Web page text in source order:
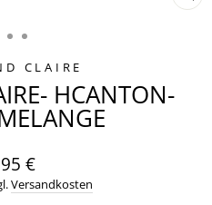
CLAIRE
HCANTON-
€
Versandkosten